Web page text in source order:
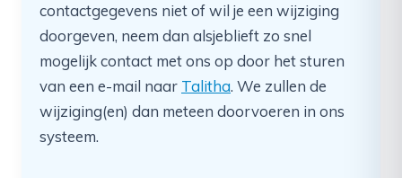
contactgegevens niet of wil je een wijziging
doorgeven, neem dan alsjeblieft zo snel
mogelijk contact met ons op door het sturen
van een e-mail naar Talitha. We zullen de
wijziging(en) dan meteen doorvoeren in ons
systeem.